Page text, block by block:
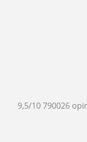
9,5/10790026